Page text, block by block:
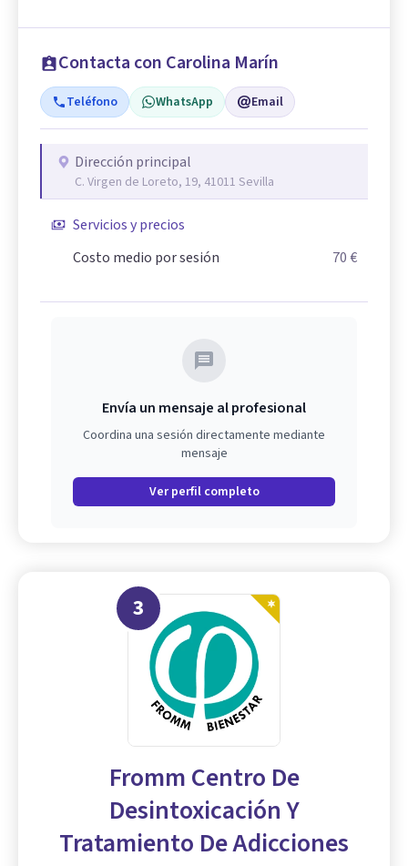
Contacta con Carolina Marín
Teléfono WhatsApp Email
Dirección principal
C. Virgen de Loreto, 19, 41011 Sevilla
Servicios y precios
Costo medio por sesión
70 €
Envía un mensaje al profesional
Coordina una sesión directamente mediante
mensaje
Ver perfil completo
3
Fromm Centro De
Desintoxicación Y
Tratamiento De Adicciones